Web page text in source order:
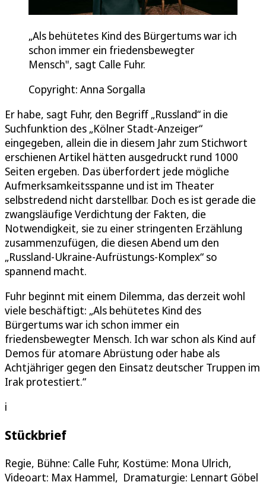
„Als behütetes Kind des Bürgertums war ich
schon immer ein friedensbewegter
Mensch", sagt Calle Fuhr.
Copyright: Anna Sorgalla
Er habe, sagt Fuhr, den Begriff „Russland“ in die
Suchfunktion des „Kölner Stadt-Anzeiger“
eingegeben, allein die in diesem Jahr zum Stichwort
erschienen Artikel hätten ausgedruckt rund 1000
Seiten ergeben. Das überfordert jede mögliche
Aufmerksamkeitsspanne und ist im Theater
selbstredend nicht darstellbar. Doch es ist gerade die
zwangsläufige Verdichtung der Fakten, die
Notwendigkeit, sie zu einer stringenten Erzählung
zusammenzufügen, die diesen Abend um den
„Russland-Ukraine-Aufrüstungs-Komplex“ so
spannend macht.
Fuhr beginnt mit einem Dilemma, das derzeit wohl
viele beschäftigt: „Als behütetes Kind des
Bürgertums war ich schon immer ein
friedensbewegter Mensch. Ich war schon als Kind auf
Demos für atomare Abrüstung oder habe als
Achtjähriger gegen den Einsatz deutscher Truppen im
Irak protestiert.“
i
Stückbrief
Regie, Bühne: Calle Fuhr, Kostüme: Mona Ulrich,
Videoart: Max Hammel, Dramaturgie: Lennart Göbel